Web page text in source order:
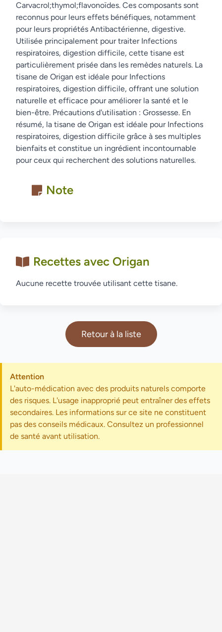
Carvacrol;thymol;flavonoïdes. Ces composants sont
reconnus pour leurs effets bénéfiques, notamment
pour leurs propriétés Antibactérienne, digestive.
Utilisée principalement pour traiter Infections
respiratoires, digestion difficile, cette tisane est
particulièrement prisée dans les remèdes naturels. La
tisane de Origan est idéale pour Infections
respiratoires, digestion difficile, offrant une solution
naturelle et efficace pour améliorer la santé et le
bien-être. Précautions d'utilisation : Grossesse. En
résumé, la tisane de Origan est idéale pour Infections
respiratoires, digestion difficile grâce à ses multiples
bienfaits et constitue un ingrédient incontournable
pour ceux qui recherchent des solutions naturelles.
Note
Recettes avec Origan
Aucune recette trouvée utilisant cette tisane.
Retour à la liste
Attention
L'auto-médication avec des produits naturels comporte
des risques. L'usage inapproprié peut entraîner des effets
secondaires. Les informations sur ce site ne constituent
pas des conseils médicaux. Consultez un professionnel
de santé avant utilisation.